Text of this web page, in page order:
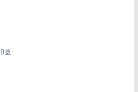
호